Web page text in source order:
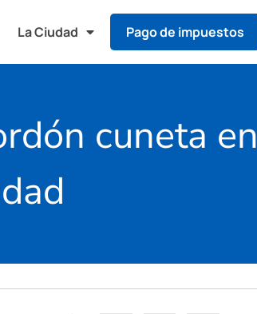
La Ciudad Pago de impuestos
cuneta en